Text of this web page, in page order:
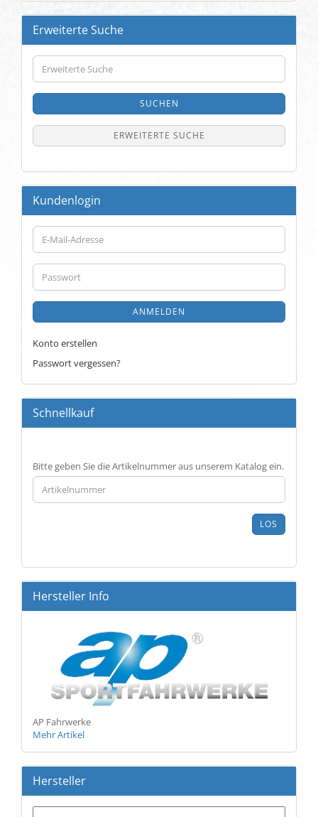
Erweiterte Suche
Erweiterte
Suche
SUCHEN
ERWEITERTE SUCHE
Kundenlogin
E-
Mail-
Adresse
Passwort
ANMELDEN
Konto erstellen
Passwort vergessen?
Schnellkauf
BITTE
GEBEN
SIE
DIE
EIN.
Bitte geben Sie die Artikelnummer aus unserem Katalog ein.
LOS
Hersteller Info
AP Fahrwerke
Mehr Artikel
Hersteller